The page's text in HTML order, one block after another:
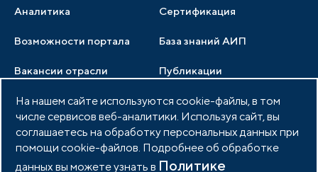
Аналитика Сертификация
Возможности портала
База знаний АИП
Вакансии отрасли Публикации
Медиатека Тендеры
Члены ассоциации
Услуги ассоциации
Документы АИП
Партнеры ассоциации
Фото и видео
Членство в АИП Войти в личный кабинет
На нашем сайте используются cookie-файлы, в том
числе сервисов веб-аналитики. Используя сайт, вы
соглашаетесь на обработку персональных данных при
помощи cookie-файлов. Подробнее об обработке
данных вы можете узнать в Политике